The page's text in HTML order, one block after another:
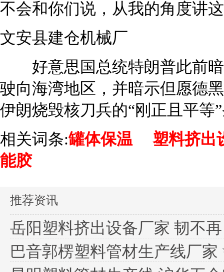
不会和你们说，从我的角度讲
文安县建仓机械厂
好意思国总统特朗普此前暗
驶向海湾地区，并暗示但愿德
伊朗烧毁核刀兵的“刚正且平等
相关词条:罐体保温
塑料挤出
能胶
推荐资讯
岳阳塑料挤出设备厂家 韧不再？
巴音郭楞塑料管材生产线厂家